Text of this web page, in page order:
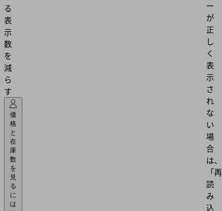
る
表
示
数
を
減
ら
す
価
格
と
在
庫
数
を
見
る
に
は
ー
が
正
し
く
表
示
さ
れ
な
い
場
合
は、
「再
読
み
込